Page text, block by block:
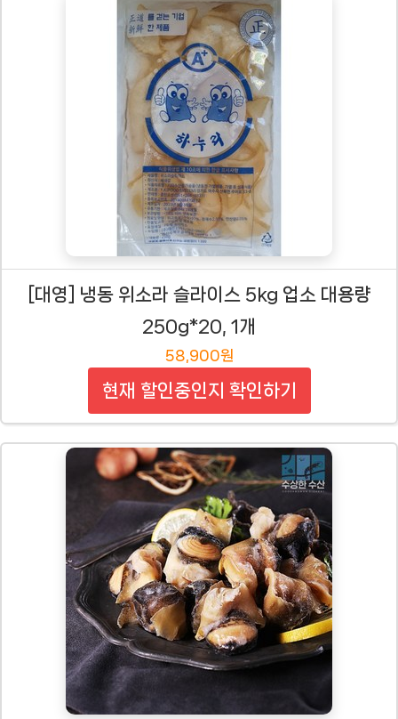
[대영] 냉동 위소라 슬라이스 5kg 업소 대용량
250g*20, 1개
58,900원
현재 할인중인지 확인하기